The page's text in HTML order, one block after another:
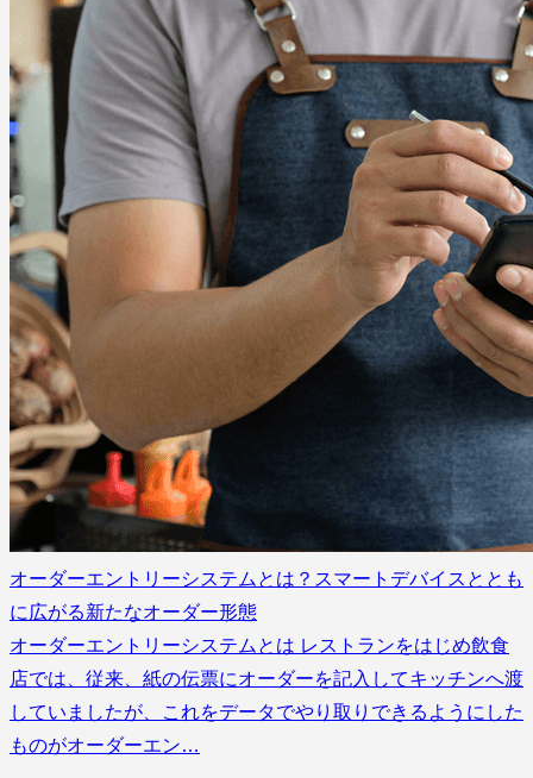
オーダーエントリーシステムとは？スマートデバイスととも
に広がる新たなオーダー形態
オーダーエントリーシステムとは レストランをはじめ飲食
店では、従来、紙の伝票にオーダーを記入してキッチンへ渡
していましたが、これをデータでやり取りできるようにした
ものがオーダーエン…